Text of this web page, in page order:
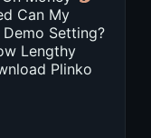
Can My
Demo Setting?
Lengthy
Plinko